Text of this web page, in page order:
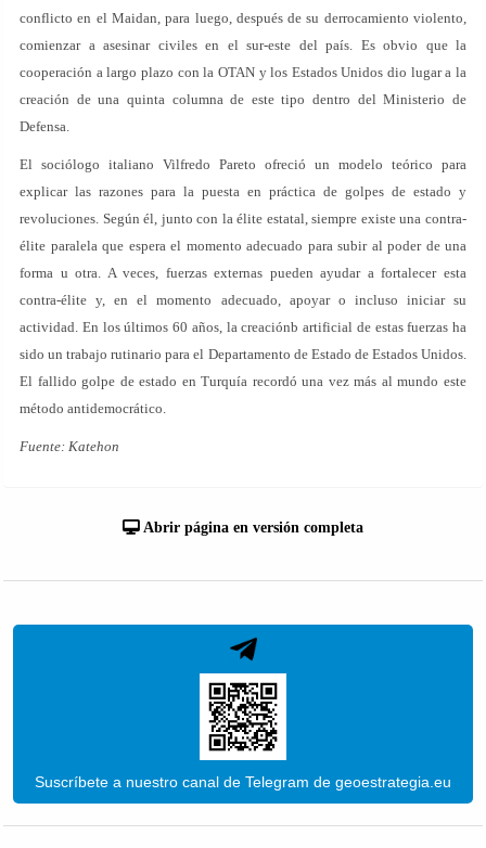
conflicto en el Maidan, para luego, después de su derrocamiento violento,
comienzar a asesinar civiles en el sur-este del país. Es obvio que la
cooperación a largo plazo con la OTAN y los Estados Unidos dio lugar a la
creación de una quinta columna de este tipo dentro del Ministerio de
Defensa.
El sociólogo italiano Vilfredo Pareto ofreció un modelo teórico para
explicar las razones para la puesta en práctica de golpes de estado y
revoluciones. Según él, junto con la élite estatal, siempre existe una contra-
élite paralela que espera el momento adecuado para subir al poder de una
forma u otra. A veces, fuerzas externas pueden ayudar a fortalecer esta
contra-élite y, en el momento adecuado, apoyar o incluso iniciar su
actividad. En los últimos 60 años, la creaciónb artificial de estas fuerzas ha
sido un trabajo rutinario para el Departamento de Estado de Estados Unidos.
El fallido golpe de estado en Turquía recordó una vez más al mundo este
método antidemocrático.
Fuente: Katehon
Abrir página en versión completa
Suscríbete a nuestro canal de Telegram de geoestrategia.eu